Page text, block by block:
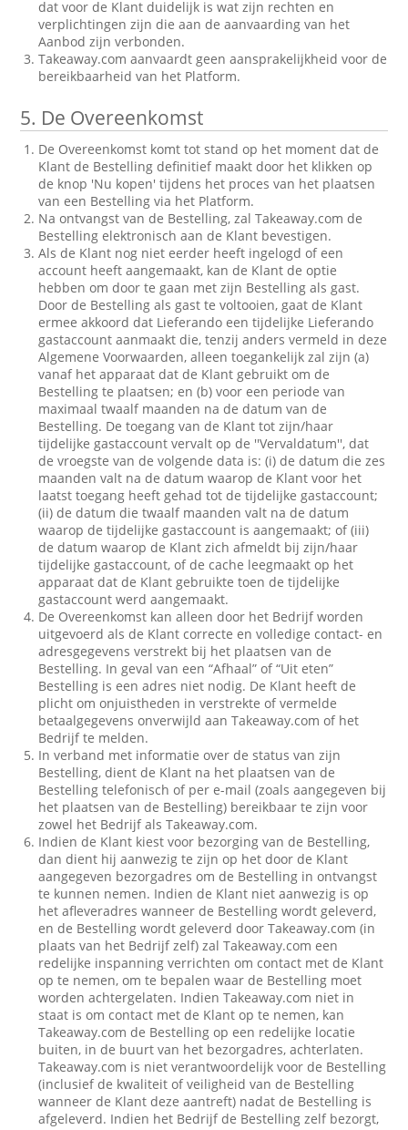
dat voor de Klant duidelijk is wat zijn rechten en
verplichtingen zijn die aan de aanvaarding van het
Aanbod zijn verbonden.
Takeaway.com aanvaardt geen aansprakelijkheid voor de
bereikbaarheid van het Platform.
5. De Overeenkomst
De Overeenkomst komt tot stand op het moment dat de
Klant de Bestelling definitief maakt door het klikken op
de knop 'Nu kopen' tijdens het proces van het plaatsen
van een Bestelling via het Platform.
Na ontvangst van de Bestelling, zal Takeaway.com de
Bestelling elektronisch aan de Klant bevestigen.
Als de Klant nog niet eerder heeft ingelogd of een
account heeft aangemaakt, kan de Klant de optie
hebben om door te gaan met zijn Bestelling als gast.
Door de Bestelling als gast te voltooien, gaat de Klant
ermee akkoord dat Lieferando een tijdelijke Lieferando
gastaccount aanmaakt die, tenzij anders vermeld in deze
Algemene Voorwaarden, alleen toegankelijk zal zijn (a)
vanaf het apparaat dat de Klant gebruikt om de
Bestelling te plaatsen; en (b) voor een periode van
maximaal twaalf maanden na de datum van de
Bestelling. De toegang van de Klant tot zijn/haar
tijdelijke gastaccount vervalt op de ''Vervaldatum'', dat
de vroegste van de volgende data is: (i) de datum die zes
maanden valt na de datum waarop de Klant voor het
laatst toegang heeft gehad tot de tijdelijke gastaccount;
(ii) de datum die twaalf maanden valt na de datum
waarop de tijdelijke gastaccount is aangemaakt; of (iii)
de datum waarop de Klant zich afmeldt bij zijn/haar
tijdelijke gastaccount, of de cache leegmaakt op het
apparaat dat de Klant gebruikte toen de tijdelijke
gastaccount werd aangemaakt.
De Overeenkomst kan alleen door het Bedrijf worden
uitgevoerd als de Klant correcte en volledige contact- en
adresgegevens verstrekt bij het plaatsen van de
Bestelling. In geval van een “Afhaal” of “Uit eten”
Bestelling is een adres niet nodig. De Klant heeft de
plicht om onjuistheden in verstrekte of vermelde
betaalgegevens onverwijld aan Takeaway.com of het
Bedrijf te melden.
In verband met informatie over de status van zijn
Bestelling, dient de Klant na het plaatsen van de
Bestelling telefonisch of per e-mail (zoals aangegeven bij
het plaatsen van de Bestelling) bereikbaar te zijn voor
zowel het Bedrijf als Takeaway.com.
Indien de Klant kiest voor bezorging van de Bestelling,
dan dient hij aanwezig te zijn op het door de Klant
aangegeven bezorgadres om de Bestelling in ontvangst
te kunnen nemen. Indien de Klant niet aanwezig is op
het afleveradres wanneer de Bestelling wordt geleverd,
en de Bestelling wordt geleverd door Takeaway.com (in
plaats van het Bedrijf zelf) zal Takeaway.com een
redelijke inspanning verrichten om contact met de Klant
op te nemen, om te bepalen waar de Bestelling moet
worden achtergelaten. Indien Takeaway.com niet in
staat is om contact met de Klant op te nemen, kan
Takeaway.com de Bestelling op een redelijke locatie
buiten, in de buurt van het bezorgadres, achterlaten.
Takeaway.com is niet verantwoordelijk voor de Bestelling
(inclusief de kwaliteit of veiligheid van de Bestelling
wanneer de Klant deze aantreft) nadat de Bestelling is
afgeleverd. Indien het Bedrijf de Bestelling zelf bezorgt,